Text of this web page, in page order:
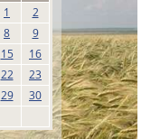
1
2
8
9
15
16
22
23
29
30